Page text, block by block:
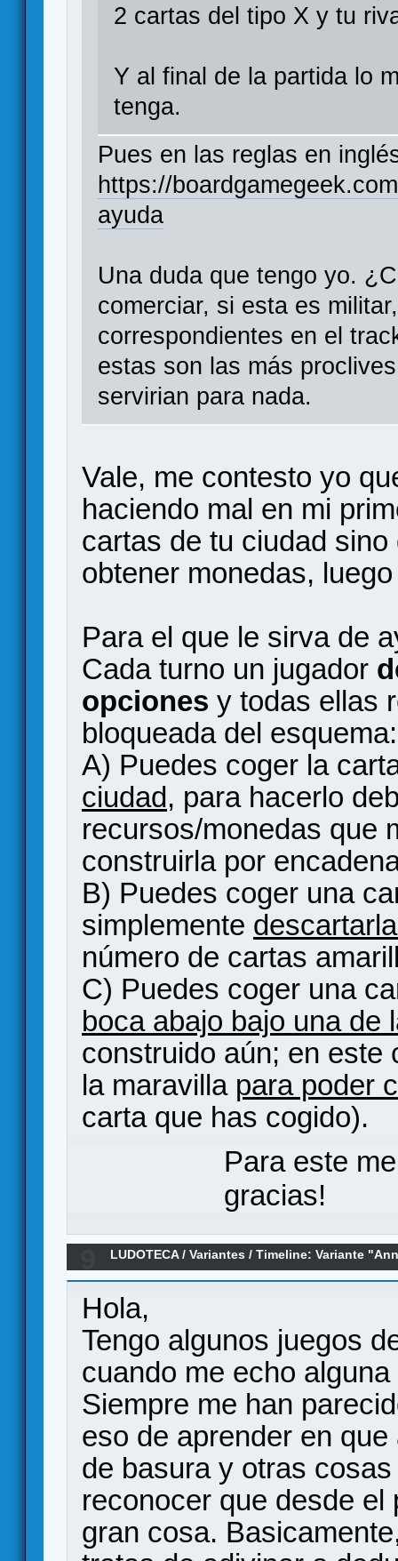
2 cartas del tipo X y tu
Y al final de la partida lo
tenga.
Pues en las reglas en
https://
ayuda
Una duda que tengo yo.
comerciar, si esta es
correspondientes en el
estas son las más
servirian para nada.
Vale, me contesto yo
haciendo mal en mi
cartas de tu ciudad
obtener monedas,
Para el que le sirva de
Cada turno un jugador
opciones y todas ellas
bloqueada del esquema:
A) Puedes coger la
ciudad, para hacerlo
recursos/monedas que
construirla por
B) Puedes coger una
simplemente
número de cartas
C) Puedes coger una
boca abajo bajo una de
construido aún; en este
la maravilla para poder
carta que has cogido).
Para este
gracias!
LUDOTECA/Variantes /Timeline: Variante
Hola,
Tengo algunos juegos
cuando me echo
Siempre me han
eso de aprender en
de basura y otras
reconocer que desde
gran cosa.